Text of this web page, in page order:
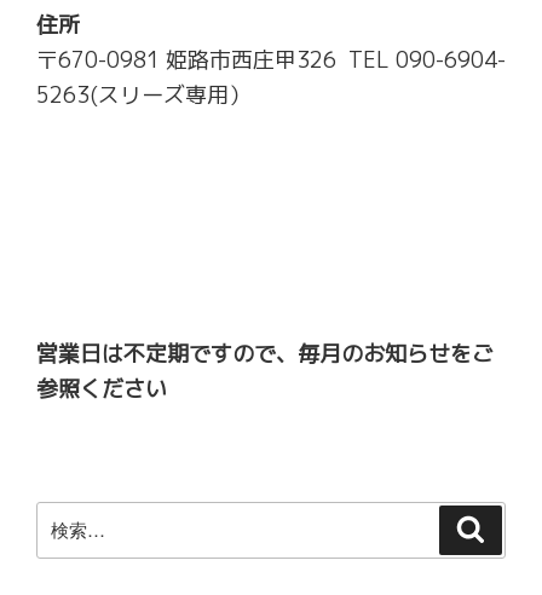
住所
〒670-0981 姫路市西庄甲326 TEL 090-6904-
5263(スリーズ専用）
営業日は不定期ですので、毎月のお知らせをご
参照ください
索: